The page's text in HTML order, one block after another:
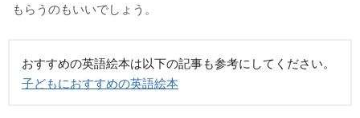
もらうのもいいでしょう。
おすすめの英語絵本は以下の記事も参考にしてください。
子どもにおすすめの英語絵本